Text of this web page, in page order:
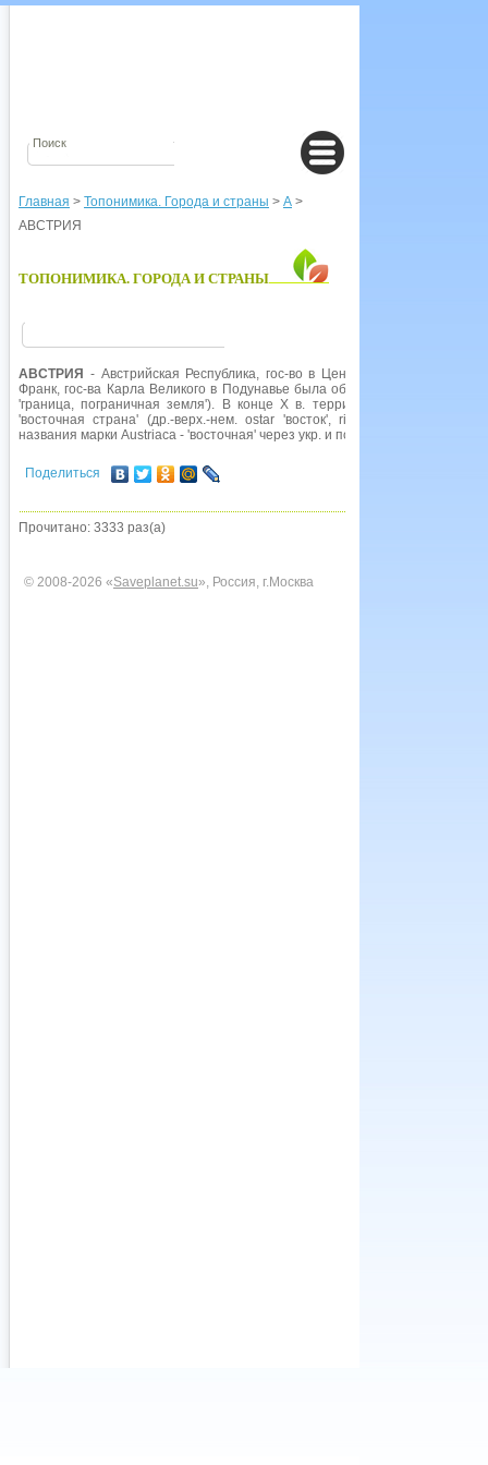
Главная > Топонимика. Города и страны > А >
АВСТРИЯ
ТОПОНИМИКА. ГОРОДА И СТРАНЫ
АВСТРИЯ
- Австрийская Республика, гос-во в Центр. Европе. В IX в.
Франк, гос-ва Карла Великого в Подунавье была образована
'граница, пограничная земля'). В конце X в. территория Восточной
'восточная страна' (др.-верх.-нем. ostar 'восток', richi 'страна'),
названия марки Austriaca - 'восточная' через укр. и польск. Austrya
Поделиться
Прочитано: 3333 раз(а)
© 2008-2026 «Saveplanet.su», Россия, г.Москва